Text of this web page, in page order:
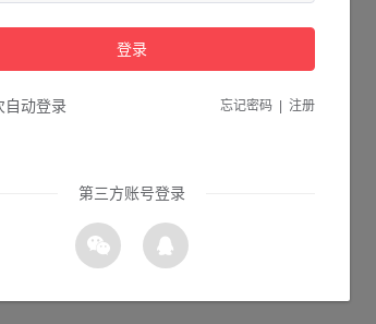
登录
自动登录 忘记密码 注册
第三方账号登录